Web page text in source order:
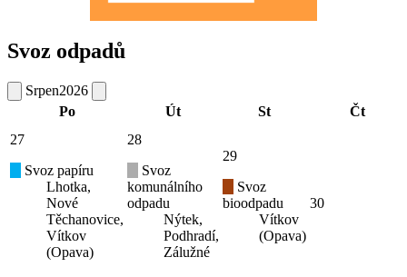
Svoz odpadů
Srpen2026
Po
Út St
Čt
27
Svoz papíru
Lhotka,
Nové
Těchanovice,
Vítkov
(Opava)
28
Svoz
komunálního
odpadu
Nýtek,
Podhradí,
Zálužné
29
Svoz
bioodpadu
Vítkov
(Opava)
30